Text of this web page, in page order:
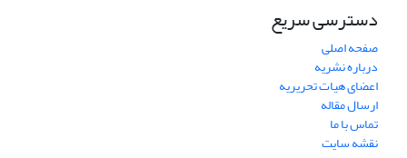
دسترسی سریع
صفحه اصلی
درباره نشریه
اعضای هیات تحریریه
ارسال مقاله
تماس با ما
نقشه سایت